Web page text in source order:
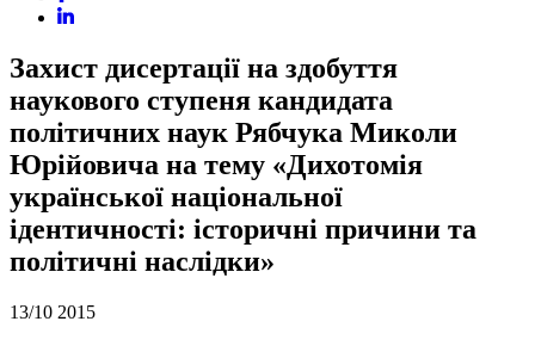
Захист дисертації на здобуття
наукового ступеня кандидата
політичних наук Рябчука Миколи
Юрійовича на тему «Дихотомія
української національної
ідентичності: історичні причини та
політичні наслідки»
13/10 2015